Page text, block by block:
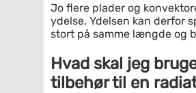
Jo flere plader og
ydelse. Ydelsen kan derfor
stort på samme længde og
Hvad skal jeg
tilbehør til en